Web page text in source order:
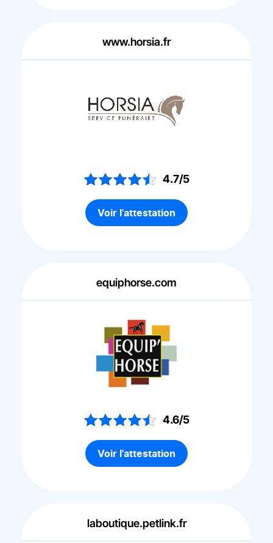
www.horsia.fr
4.7/5
Voir l'attestation
equiphorse.com
4.6/5
Voir l'attestation
laboutique.petlink.fr